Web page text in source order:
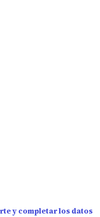
y completar los datos